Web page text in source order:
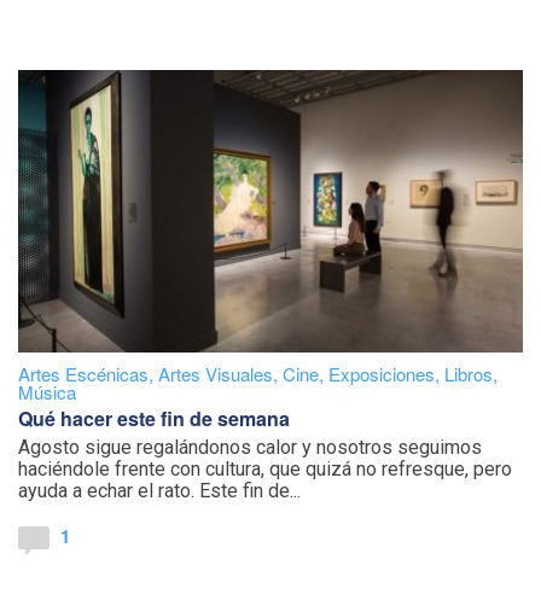
Artes Escénicas, Artes Visuales, Cine, Exposiciones, Libros,
Música
Qué hacer este fin de semana
Agosto sigue regalándonos calor y nosotros seguimos
haciéndole frente con cultura, que quizá no refresque, pero
ayuda a echar el rato. Este fin de...
1